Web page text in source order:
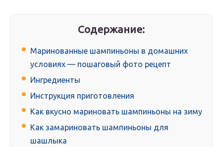
Содержание:
Маринованные шампиньоны в домашних
условиях — пошаговый фото рецепт
Ингредиенты
Инструкция приготовления
Как вкусно мариновать шампиньоны на зиму
Как замариновать шампиньоны для
шашлыка